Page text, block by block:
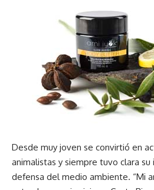
Desde muy joven se convirtió en
animalistas y siempre tuvo clara su
defensa del medio ambiente. “Mi